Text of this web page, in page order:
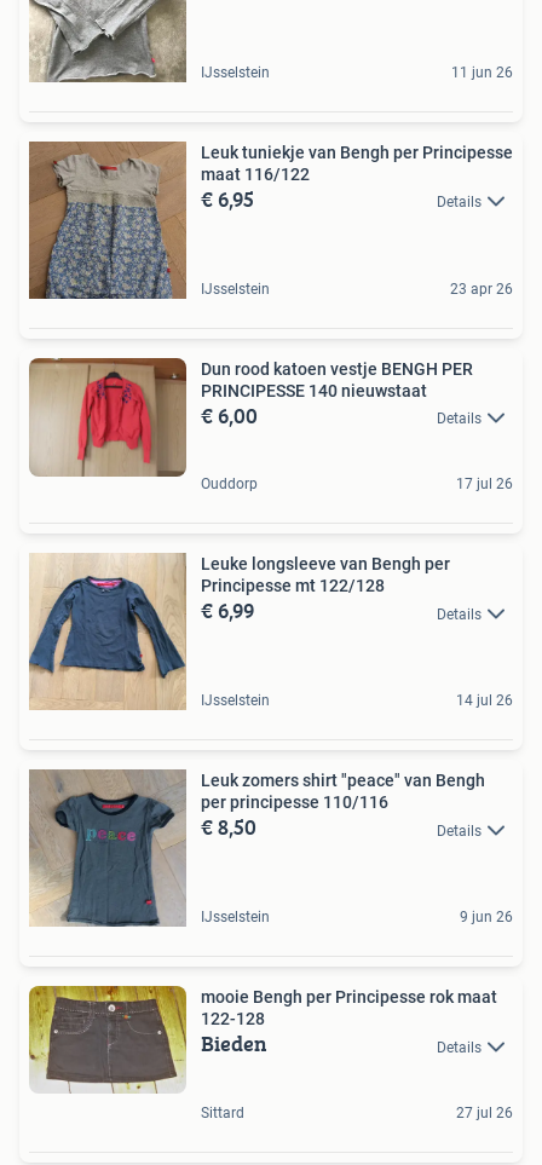
IJsselstein 11 jun 26
Leuk tuniekje van Bengh per Principesse
maat 116/122
€ 6,95 Details
IJsselstein 23 apr 26
Dun rood katoen vestje BENGH PER
PRINCIPESSE 140 nieuwstaat
€ 6,00 Details
Ouddorp 17 jul 26
Leuke longsleeve van Bengh per
Principesse mt 122/128
€ 6,99 Details
IJsselstein 14 jul 26
Leuk zomers shirt "peace" van Bengh
per principesse 110/116
€ 8,50 Details
IJsselstein 9 jun 26
mooie Bengh per Principesse rok maat
122-128
Bieden Details
Sittard 27 jul 26